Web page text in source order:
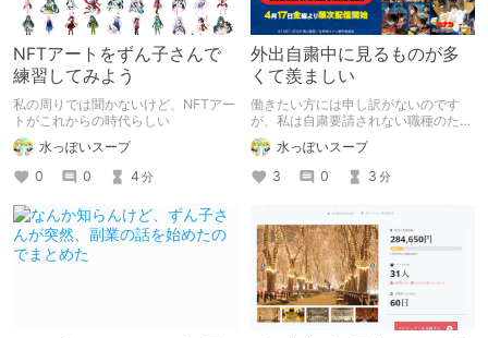
NFTアートをずん子さんで
練習してみよう
私の周りでは聞かないけど、NFTアー
トがこれからの時代らしい
水っぽいスープ
0
0 4 分
外出自粛中に見るものが多
くて羨ましい
働きたい方には申し訳がないのです
が、私は自粛要請されない職種のた
め、自宅で待機できる方が羨ましかっ
たりします。
水っぽいスープ
3
0 3 分